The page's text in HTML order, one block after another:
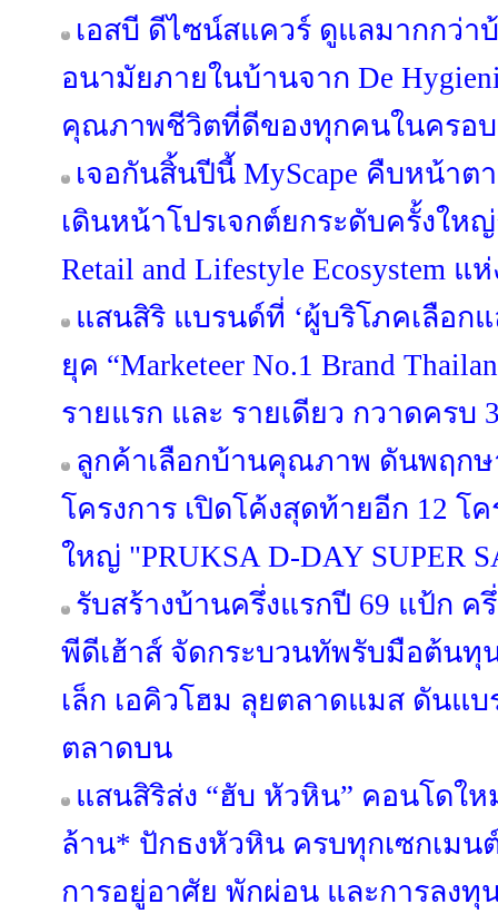
เอสบี ดีไซน์สแควร์ ดูแลมากกว่า
อนามัยภายในบ้านจาก De
คุณภาพชีวิตที่ดีของทุกคนในครอ
เจอกันสิ้นปีนี้ MyScape คืบหน้า
เดินหน้าโปรเจกต์ยกระดับครั้งให
Retail and Lifestyle Ecosystem
แสนสิริ แบรนด์ที่ ‘ผู้บริโภคเลือกแ
ยุค “Marketeer No.1 Brand
รายแรก และ รายเดียว กวาดครบ
ลูกค้าเลือกบ้านคุณภาพ ดันพฤกษ
โครงการ เปิดโค้งสุดท้ายอีก 12 โ
ใหญ่ "PRUKSA D-DAY SUPER
รับสร้างบ้านครึ่งแรกปี 69 แป้ก
พีดีเฮ้าส์ จัดกระบวนทัพรับมือต้นทุ
เล็ก เอคิวโฮม ลุยตลาดแมส ดันแ
ตลาดบน
แสนสิริส่ง “ฮับ หัวหิน” คอนโดให
ล้าน* ปักธงหัวหิน ครบทุกเซกเมน
การอยู่อาศัย พักผ่อน และการลงทุ